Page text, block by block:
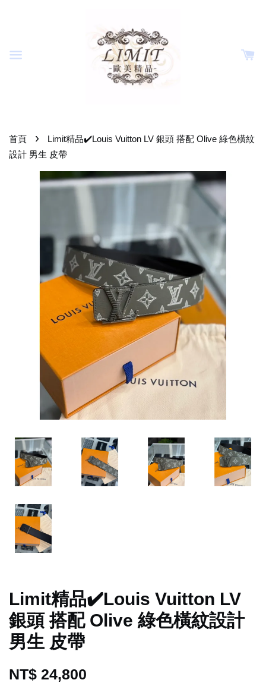
首頁 ›
Limit精品✔️Louis Vuitton LV 銀頭 搭配 Olive 綠色橫紋
設計 男生 皮帶
Limit精品✔️Louis Vuitton LV
銀頭 搭配 Olive 綠色橫紋設計
男生 皮帶
NT$ 24,800